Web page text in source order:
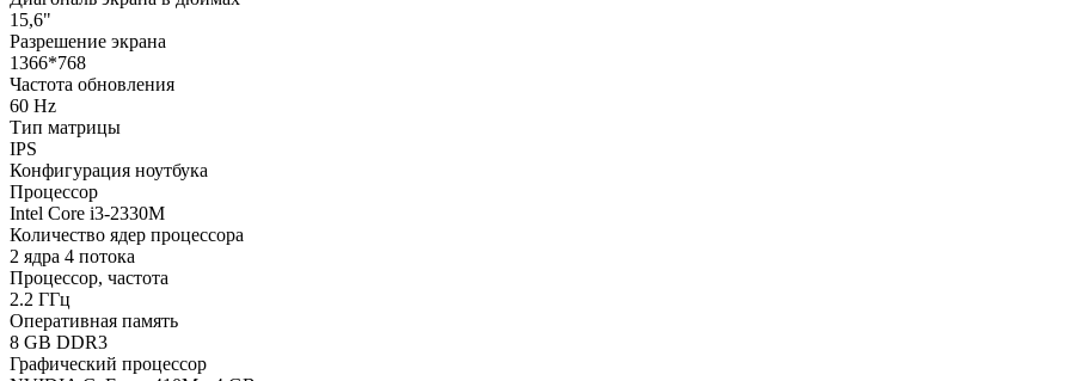
15,6"
Разрешение экрана
1366*768
Частота обновления
60 Hz
Тип матрицы
IPS
Конфигурация ноутбука
Процессор
Intel Core i3-2330M
Количество ядер процессора
2 ядра 4 потока
Процессор, частота
2.2 ГГц
Оперативная память
8 GB DDR3
Графический процессор